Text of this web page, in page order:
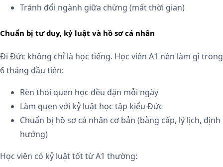
Tránh đổi ngành giữa chừng (mất thời gian)
Chuẩn bị tư duy, kỷ luật và hồ sơ cá nhân
Đi Đức không chỉ là học tiếng. Học viên A1 nên làm gì trong
6 tháng đầu tiên:
Rèn thói quen học đều đặn mỗi ngày
Làm quen với kỷ luật học tập kiểu Đức
Chuẩn bị hồ sơ cá nhân cơ bản (bằng cấp, lý lịch, định
hướng)
Học viên có kỷ luật tốt từ A1 thường: